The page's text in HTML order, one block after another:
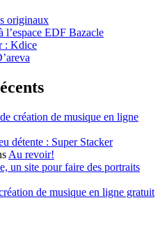
originaux
l’espace EDF Bazacle
: Kdice
création de musique en ligne
détente : Super Stacker
Au revoir!
un site pour faire des portraits
de musique en ligne gratuit